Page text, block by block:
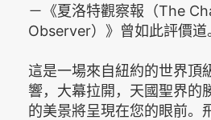
－《夏洛特觀察報（The
Observer）》曾如此評價道
這是一場來自紐約的世界頂
響，大幕拉開，天國聖界的
的美景將呈現在您的眼前。